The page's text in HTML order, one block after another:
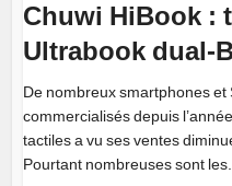
Chuwi HiBook :
Ultrabook dual-
De nombreux smartphones et
commercialisés depuis
tactiles a vu ses ventes
Pourtant nombreuses sont les...